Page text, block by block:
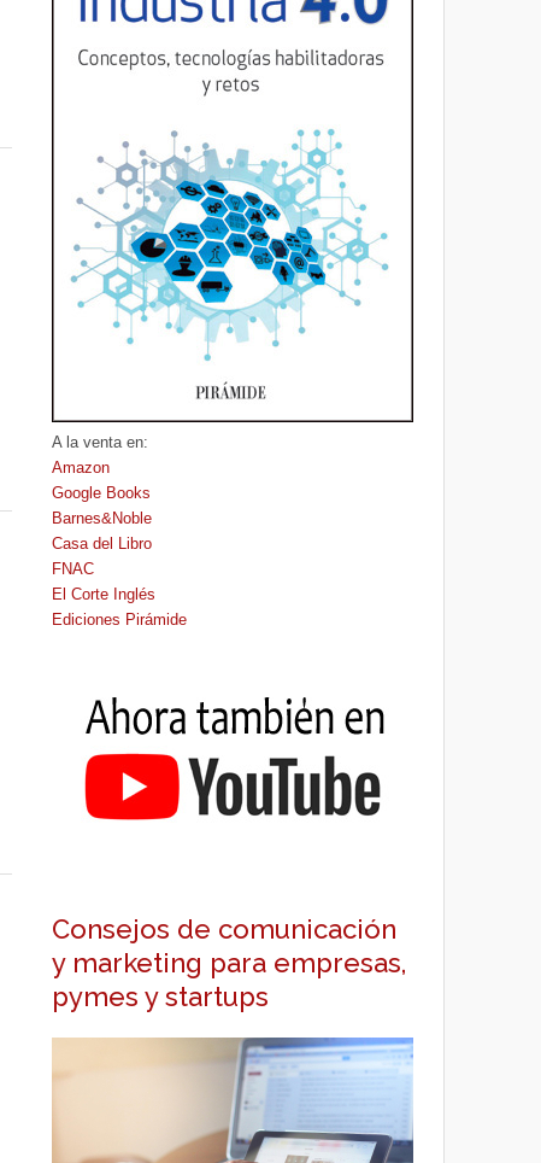
A la venta en:
Amazon
Google Books
Barnes&Noble
Casa del Libro
FNAC
El Corte Inglés
Ediciones Pirámide
Consejos de comunicación
y marketing para empresas,
pymes y startups